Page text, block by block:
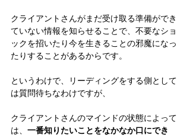
クライアントさんがまだ受け取る準備ができ
ていない情報を知らせることで、不要なショ
ックを招いたり今を生きることの邪魔になっ
たりすることがあるからです。
というわけで、リーディングをする側として
は質問待ちなわけですが、
クライアントさんのマインドの状態によって
は、 一番知りたいことをなかなか口にでき